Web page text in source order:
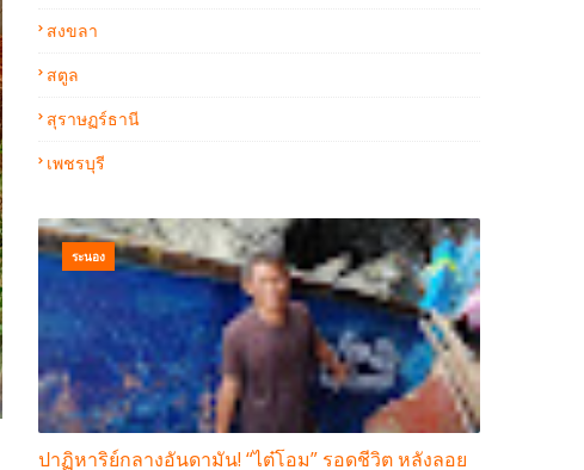
สงขลา
สตูล
สุราษฏร์ธานี
เพชรบุรี
ระนอง
ปาฏิหาริย์กลางอันดามัน! “ไต๋โอม” รอดชีวิต หลังลอย